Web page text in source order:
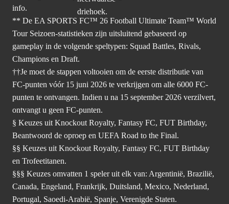
info.
** De EA SPORTS FC™ 26 Football Ultimate Team™ World
Tour Seizoen-statistieken zijn uitsluitend gebaseerd op
gameplay in de volgende speltypen: Squad Battles, Rivals,
Champions en Draft.
††Je moet de stappen voltooien om de eerste distributie van
FC-punten vóór 15 juni 2026 te verkrijgen om alle 6000 FC-
punten te ontvangen. Indien u na 15 september 2026 verzilvert,
ontvangt u geen FC-punten.
§ Keuzes uit Knockout Royalty, Fantasy FC, FUT Birthday,
Beantwoord de oproep en UEFA Road to the Final.
§§ Keuzes uit Knockout Royalty, Fantasy FC, FUT Birthday
en Trofeetitanen.
§§§ Keuzes omvatten 1 speler uit elk van: Argentinië, Brazilië,
Canada, Engeland, Frankrijk, Duitsland, Mexico, Nederland,
Portugal, Saoedi-Arabië, Spanje, Verenigde Staten.